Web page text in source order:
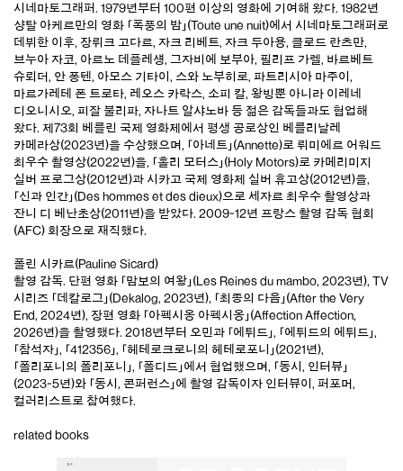
시네마토그래퍼. 1979년부터 100편 이상의 영화에 기여해 왔다. 1982년
샹탈 아케르만의 영화 「폭풍의 밤」(Toute une nuit)에서 시네마토그래퍼로
데뷔한 이후, 장뤼크 고다르, 자크 리베트, 자크 두아용, 클로드 란츠만,
브누아 자코, 아르노 데플레섕, 그자비에 보부아, 필리프 가렐, 바르베트
슈뢰더, 안 퐁텐, 아모스 기타이, 스와 노부히로, 파트리시아 마주이,
마르가레테 폰 트로타, 레오스 카락스, 소피 칼, 왕빙뿐 아니라 이레네
디오니시오, 피잘 불리파, 자나트 알샤노바 등 젊은 감독들과도 협업해
왔다. 제73회 베를린 국제 영화제에서 평생 공로상인 베를리날레
카메라상(2023년)을 수상했으며, 「아네트」(Annette)로 뤼미에르 어워드
최우수 촬영상(2022년)을, 「홀리 모터스」(Holy Motors)로 카메리미지
실버 프로그상(2012년)과 시카고 국제 영화제 실버 휴고상(2012년)을,
「신과 인간」(Des hommes et des dieux)으로 세자르 최우수 촬영상과
잔니 디 베난초상(2011년)을 받았다. 2009~12년 프랑스 촬영 감독 협회
(AFC) 회장으로 재직했다.
폴린 시카르(Pauline Sicard)
촬영 감독. 단편 영화 「맘보의 여왕」(Les Reines du mambo, 2023년), TV
시리즈 「데칼로그」(Dekalog, 2023년), 「최종의 다음」(After the Very
End, 2024년), 장편 영화 「아펙시옹 아펙시옹」(Affection Affection,
2026년)을 촬영했다. 2018년부터 오민과 「에튀드」, 「에튀드의 에튀드」,
「참석자」, 「412356」, 「헤테로크로니의 헤테로포니」(2021년),
「폴리포니의 폴리포니」, 「폴디드」에서 협업했으며, 「동시, 인터뷰」
(2023~5년)와 「동시, 콘퍼런스」에 촬영 감독이자 인터뷰이, 퍼포머,
컬러리스트로 참여했다.
related books